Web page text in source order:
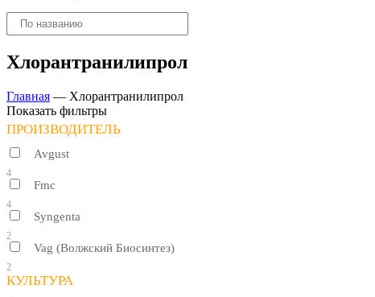
Поиск
товаров
Хлорантранилипрол
Главная — Хлорантранилипрол
Показать фильтры
ПРОИЗВОДИТЕЛЬ
Avgust
4
Fmc
4
Syngenta
2
Vag (Волжский Биосинтез)
2
КУЛЬТУРА